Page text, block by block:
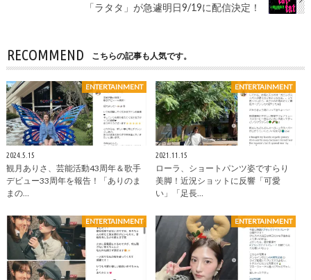
「ラタタ」が急遽明日9/19に配信決定！
RECOMMEND こちらの記事も人気です。
ENTERTAINMENT
2024.5.15
観月ありさ、芸能活動43周年＆歌手
デビュー33周年を報告！「ありのま
まの…
ENTERTAINMENT
2021.11.15
ローラ、ショートパンツ姿ですらり
美脚！近況ショットに反響「可愛
い」「足長…
ENTERTAINMENT ENTERTAINMENT